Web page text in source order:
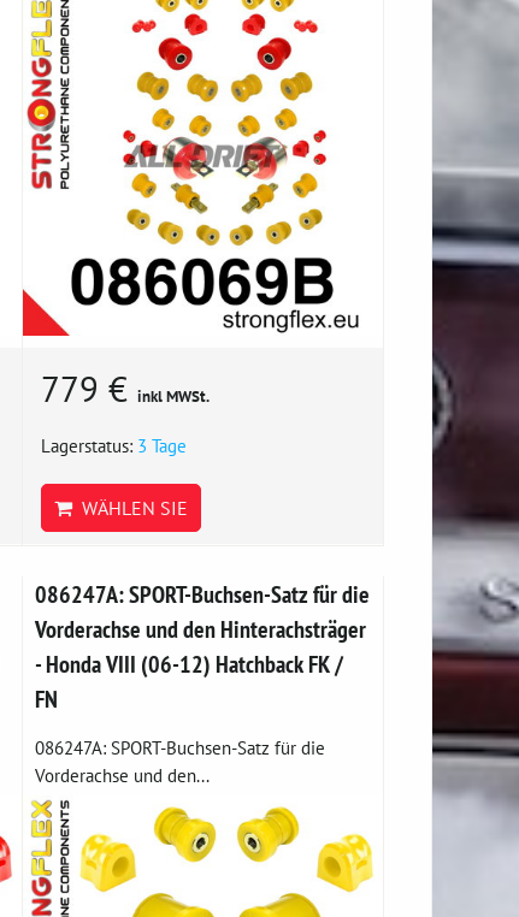
779 €inkl MWSt.
Lagerstatus: 3 Tage
WÄHLEN SIE
086247A: SPORT-Buchsen-Satz für die
Vorderachse und den Hinterachsträger
- Honda VIII (06-12) Hatchback FK /
FN
086247A: SPORT-Buchsen-Satz für die
Vorderachse und den...